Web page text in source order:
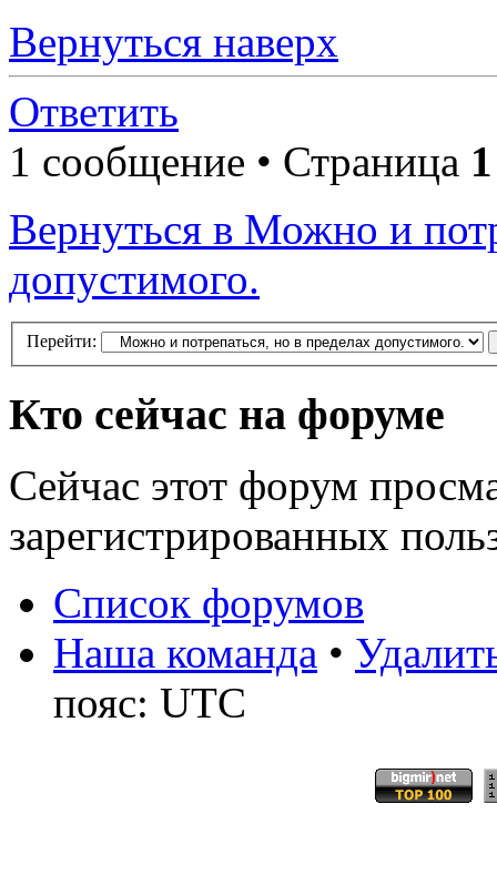
Вернуться наверх
Ответить
1 сообщение • Страница 1
Вернуться в Можно и
допустимого.
Перейти:
Кто сейчас на форуме
Сейчас этот форум
зарегистрированных
Список форумов
Наша команда •
пояс: UTC